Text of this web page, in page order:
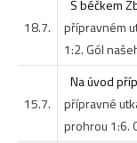
18.7.
S béčkem
přípravném
1:2. Gól
15.7.
Na úvod
přípravné
prohrou 1:6.